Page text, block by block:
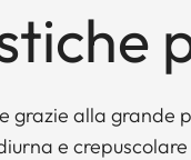
grazie alla grande
e crepuscolare